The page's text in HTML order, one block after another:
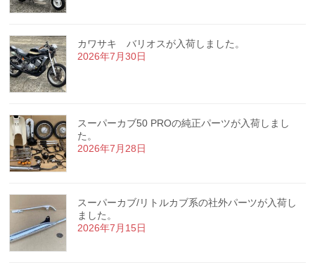
カワサキ バリオスが入荷しました。
2026年7月30日
スーパーカブ50 PROの純正パーツが入荷しまし
た。
2026年7月28日
スーパーカブ/リトルカブ系の社外パーツが入荷し
ました。
2026年7月15日